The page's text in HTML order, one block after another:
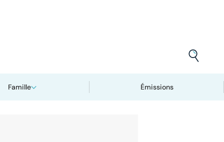
Famille Émissions